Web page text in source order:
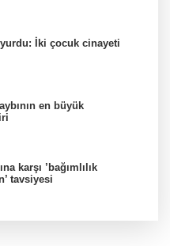
İki çocuk cinayeti
en büyük
karşı ’bağımlılık
tavsiyesi